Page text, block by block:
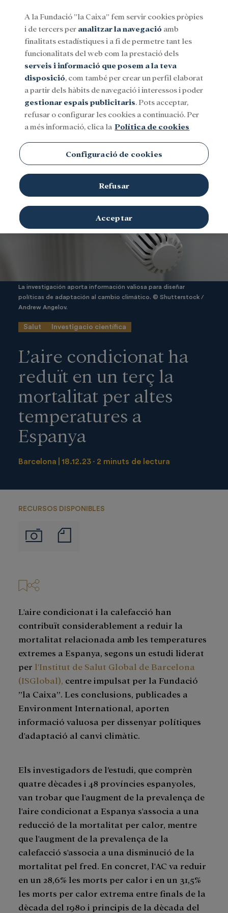
Menu
SocialInvestigació i bequesCultura
La investigación aporta información valiosa para diseñar
políticas de adaptación al cambio climático. © Shutterstock /
Andrew Angelov.
Salut Investigacio científica
L’aire condicionat ha
reduït en un terç la
mortalitat per altes
temperatures a
Espanya
Barcelona 18.12.23 2 minuts de lectura
RECURSOS DISPONIBLES
Imágenes
de
L'aire condicionat i la calefacció han
contribuït considerablement a reduir la
mortalitat relacionada amb les temperatures
extremes a Espanya, segons un estudi liderat
per l'Institut de Salut Global de Barcelona
(ISGlobal), centre impulsat per la Fundació
”la Caixa”. Les conclusions, publicades a
Environment International, aporten
informació valuosa per dissenyar polítiques
d'adaptació al canvi climàtic.
Els investigadors de l’estudi, que comprèn
quatre dècades i 48 províncies espanyoles,
van trobar que l'augment de la prevalença de
l'aire condicionat a Espanya s'associa a una
reducció de la mortalitat per calor, mentre
que l'augment de la prevalença de la
calefacció s'associa a una disminució de la
mortalitat pel fred. En concret, l'AC va reduir
en un 28,6% les morts per calor i en un 31,5%
les morts per calor extrema entre finals de la
dècada del 1980 i principis de la dècada del
A la Fundació ”la Caixa” fem servir cookies pròpies
i de tercers per analitzar la navegació amb
finalitats estadístiques i a fi de permetre tant les
funcionalitats del web com la prestació dels
serveis i informació que posem a la teva
disposició, com també per crear un perfil elaborat
a partir dels hàbits de navegació i interessos i poder
gestionar espais publicitaris. Pots acceptar,
refusar o configurar les cookies a continuació. Per
a més informació, clica la Política de cookies
Configuració de cookies
Refusar
Acceptar